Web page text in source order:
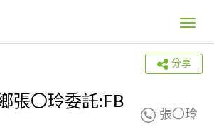
Toggle
分享
張〇玲委託:FB
張〇玲